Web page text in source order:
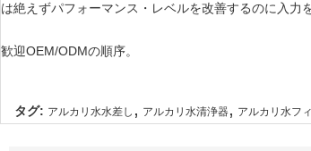
は絶えずパフォーマンス・レベルを改善するのに入力
歓迎OEM/ODMの順序。
タグ: アルカリ水水差し , アルカリ水清浄器, アルカリ水フ